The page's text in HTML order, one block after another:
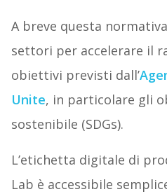
A breve questa
settori per accelerare il
obiettivi previsti dall’
Unite, in particolare gli
sostenibile (SDGs).
L’etichetta digitale di
Lab è accessibile